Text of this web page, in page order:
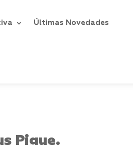
Últimas Novedades
Pigue.